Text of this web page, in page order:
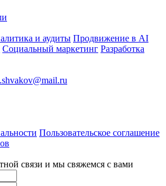
и аудиты Продвижение в AI
Социальный маркетинг Разработка
Пользовательское соглашение
связи и мы свяжемся с вами